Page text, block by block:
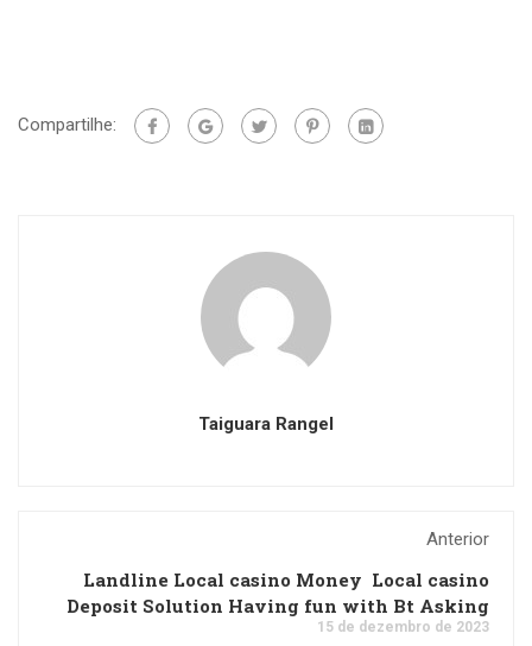
Compartilhe:
Taiguara Rangel
Anterior
Landline Local casino Money ️ Local casino
Deposit Solution Having fun with Bt Asking
15 de dezembro de 2023